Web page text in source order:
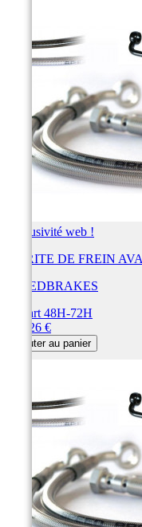
Exclusivité web !
DURITE DE FREIN
SPEEDBRAKES
Départ 48H-72H
452,26 €
Ajouter au panier